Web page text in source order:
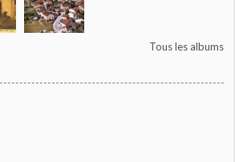
Tous les albums